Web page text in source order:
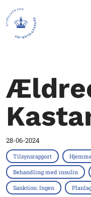
28-06-2024
Tilsynsrapport
Behandling med insulin
Sanktion: Ingen